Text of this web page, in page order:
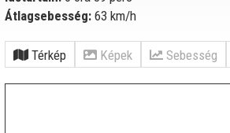
Átlagsebesség: 63 km/h
Térkép Képek Sebesség